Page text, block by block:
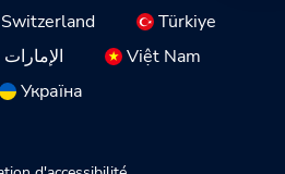
Switzerland
Türkiye
Việt Nam
Україна